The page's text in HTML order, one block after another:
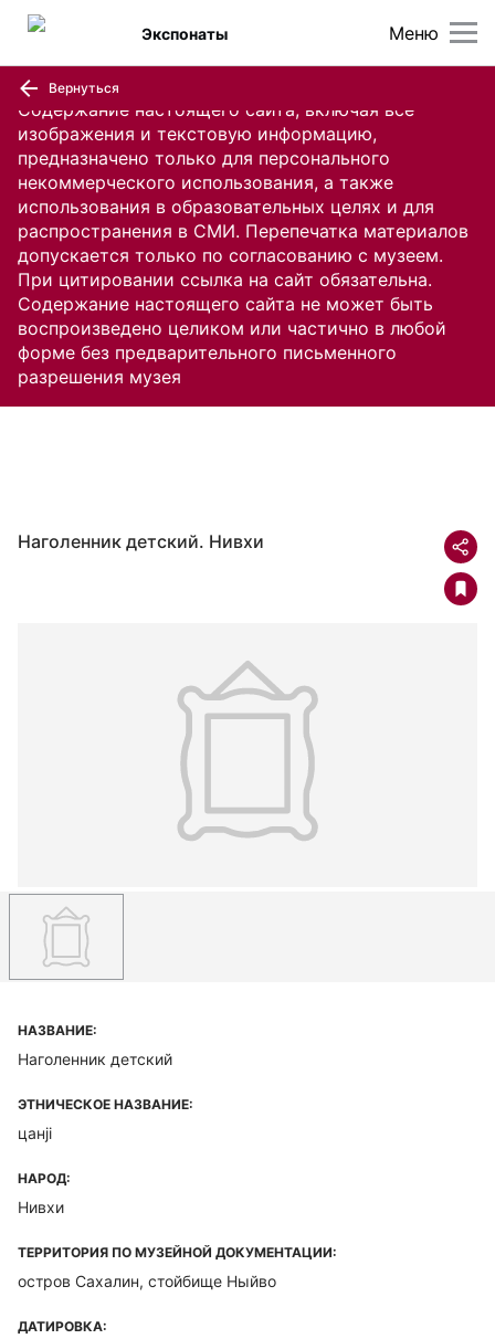
Содержание настоящего сайта, включая все
изображения и текстовую информацию,
предназначено только для персонального
некоммерческого использования, а также
использования в образовательных целях и для
распространения в СМИ. Перепечатка материалов
допускается только по согласованию с музеем.
При цитировании ссылка на сайт обязательна.
Содержание настоящего сайта не может быть
воспроизведено целиком или частично в любой
форме без предварительного письменного
разрешения музея
Меню
Экспонаты
Вернуться
Наголенник детский. Нивхи
НАЗВАНИЕ:
Наголенник детский
ЭТНИЧЕСКОЕ НАЗВАНИЕ:
цанji
НАРОД:
Нивхи
ТЕРРИТОРИЯ ПО МУЗЕЙНОЙ ДОКУМЕНТАЦИИ:
остров Сахалин, стойбище Ныйво
ДАТИРОВКА: